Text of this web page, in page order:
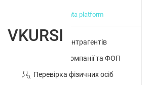
big data platform
Перевірка контрагентів
Досьє на компанії та ФОП
Перевірка фізичних осіб
VKURSI